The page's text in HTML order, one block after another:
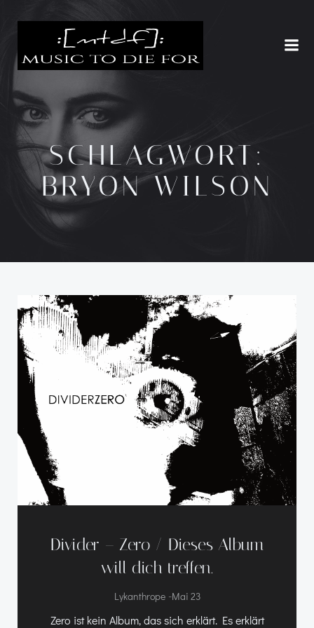
Inhalt
springen
SCHLAGWORT:
BRYON WILSON
Divider – Zero / Dieses Album
will dich treffen.
Lykanthrope -Mai 23
Zero ist kein Album, das sich erklärt. Es erklärt